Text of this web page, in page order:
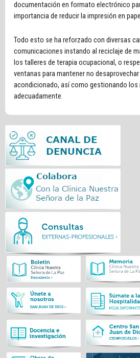
documentación en formato electrónico
importancia de reducir la impresión en
Todo esto se ha reforzado con diversas
comunicaciones instando al reciclaje de
los talleres de terapia ocupacional, o
ventanas para mantener no
acondicionado, así como gestionando los
adecuadamente.